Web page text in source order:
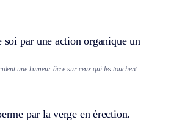
soi par une action organique un
une humeur âcre sur ceux qui les touchent.
par la verge en érection.